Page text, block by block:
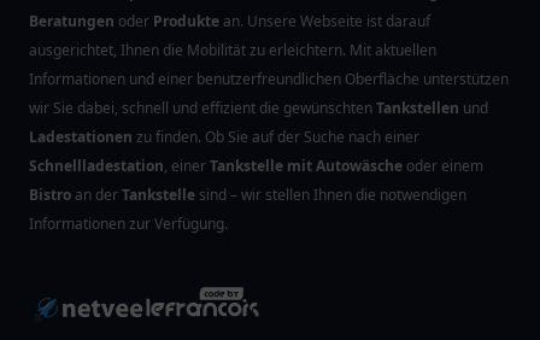
Beratungen oder Produkte an. Unsere Webseite ist darauf
ausgerichtet, Ihnen die Mobilität zu erleichtern. Mit aktuellen
Informationen und einer benutzerfreundlichen Oberfläche unterstützen
wir Sie dabei, schnell und effizient die gewünschtenTankstellen und
Ladestationen zu finden. Ob Sie auf der Suche nach einer
Schnellladestation, einerTankstelle mit Autowäsche oder einem
Bistro an derTankstelle sind – wir stellen Ihnen die notwendigen
Informationen zur Verfügung.